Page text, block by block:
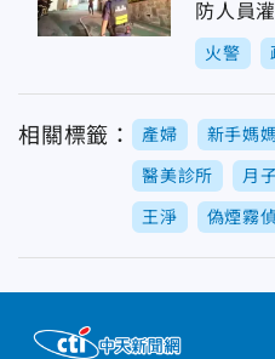
防人員
火警
相關標籤： 產婦 新手媽媽
醫美診所 月
王淨 偽煙霧